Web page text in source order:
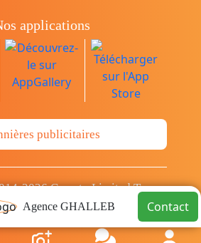
Agence GHALLEB Contact
applications
publicitaires
2026 Cava.tn Limited Tous
sont réservés.